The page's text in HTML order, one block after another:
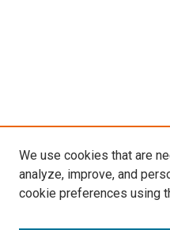
We use cookies that are
analyze, improve, and
cookie preferences using